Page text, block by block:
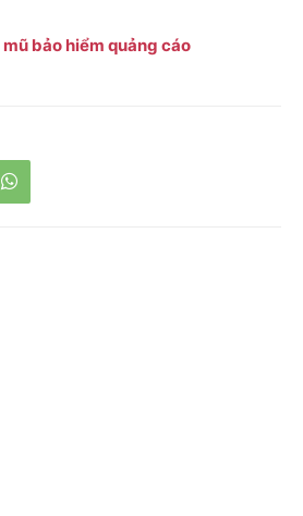
mũ bảo hiểm quảng cáo